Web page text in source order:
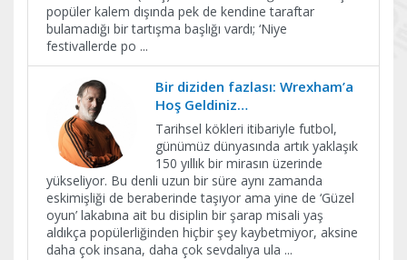
popüler kalem dışında pek de kendine taraftar
bulamadığı bir tartışma başlığı vardı; ‘Niye
festivallerde po ...
Bir diziden fazlası: Wrexham’a
Hoş Geldiniz…
Tarihsel kökleri itibariyle futbol,
günümüz dünyasında artık yaklaşık
150 yıllık bir mirasın üzerinde
yükseliyor. Bu denli uzun bir süre aynı zamanda
eskimişliği de beraberinde taşıyor ama yine de ‘Güzel
oyun’ lakabına ait bu disiplin bir şarap misali yaş
aldıkça popülerliğinden hiçbir şey kaybetmiyor, aksine
daha çok insana, daha çok sevdalıya ula ...